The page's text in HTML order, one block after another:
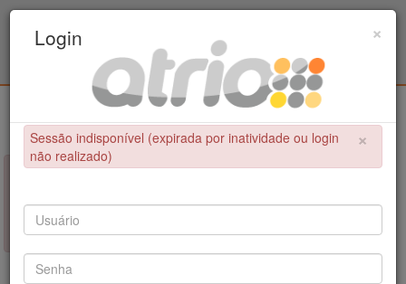
Educação Física / UPE - UFPB
×
NÃO FOI POSSÍVEL CONCLUIR A OPERAÇÃO
Sessão indisponível (expirada por inatividade ou login não
realizado)
×
Login
×
Sessão indisponível (expirada por inatividade ou login
não realizado)